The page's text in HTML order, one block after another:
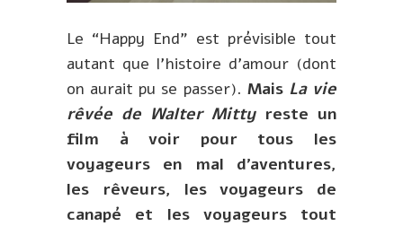
Le “Happy End” est prévisible tout
autant que l’histoire d’amour (dont
on aurait pu se passer). Mais La vie
rêvée de Walter Mittyreste un
film à voir pour tous les
voyageurs en mal d’aventures,
les rêveurs, les voyageurs de
canapé et les voyageurs tout